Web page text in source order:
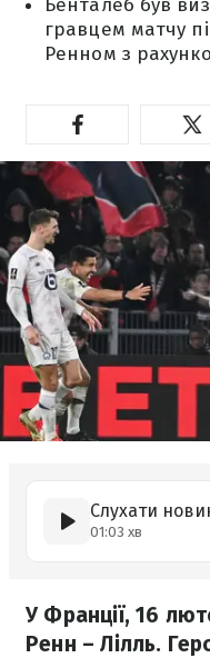
Бенталеб був
гравцем матчу
Ренном з
Слухати
01:03 хв
У Франції, 16
Ренн – Лілль.